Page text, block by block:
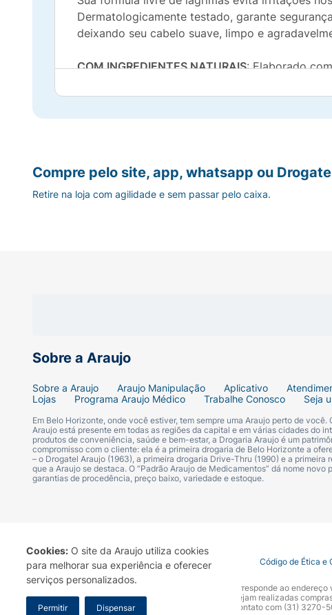
Cookies: O site da Araujo utiliza cookies
para melhorar sua experiência e oferecer
serviços personalizados.
Permitir Dispensar
Dermatologicamente testado, garante
deixando seu cabelo suave, limpo e
COM INGREDIENTES NATURAIS: Elaborado
CABELO MAIS MACIO: Seu pequeno terá um
em comparação com a fórmula anterior da
LIVRE DE LÁGRIMAS: Sua fórmula livre de
: Nosso
QUALIDADE HUGGIES : Huggies, a marca em
conforto e o bem-estar do seu bebê em cada
Sobre a Araujo
Sobre a Araujo Araujo Manipulação Aplicativo
Lojas
Programa Araujo Médico Trabalhe Conosco Seja
Em Belo Horizonte, onde você estiver, tem sempre uma Araujo perto de
Araujo está presente em todas as regiões da capital e em várias cidades do
produtos de conveniência, saúde e bem-estar, a Drogaria Araujo é um
compromisso com o cliente: ela é a primeira drogaria de Belo Horizonte a
– o Drogatel Araujo (1963), a primeira drogaria Drive-Thru (1990) e a
que a Araujo se destaca. O “Padrão Araujo de Medicamentos” dá nome
garantias de procedência, preço baixo, variedade e estoque.
Compre pelo site, app, whatsapp ou
Retire na loja com agilidade e sem passar pelo caixa.
Termo de Uso Portal da Privacidade Covid-19 Código de Ética e
A Drogaria Araujo S/A informa que o seu site oficial corresponde ao
marca. Para sua segurança recomendamos que não sejam realizadas
Araujo S.A. Em caso de dúvidas, gentileza entrar em contato com (31) 3270-